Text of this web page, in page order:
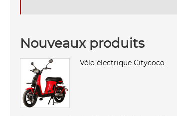
Nouveaux produits
Vélo électrique Citycoco